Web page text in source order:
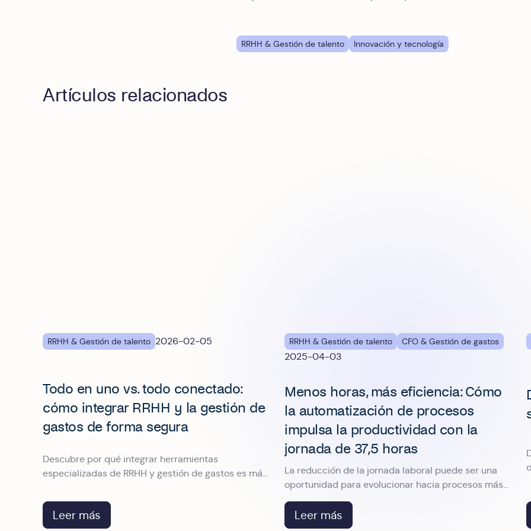
RRHH & Gestión de talento Innovación y tecnología
Artículos relacionados
RRHH & Gestión de talento 2026-02-05
Todo en uno vs. todo conectado:
cómo integrar RRHH y la gestión de
gastos de forma segura
Descubre por qué integrar herramientas
especializadas de RRHH y gestión de gastos es más
para responsables de Recursos Humanos.
Leer más
RRHH & Gestión de talento CFO & Gestión de gastos
2025-04-03
Menos horas, más eficiencia: Cómo
la automatización de procesos
impulsa la productividad con la
jornada de 37,5 horas
La reducción de la jornada laboral puede ser una
oportunidad para evolucionar hacia procesos más
eficientes ¿De qué hablamos?
Leer más